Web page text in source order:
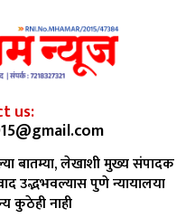
us:
बातम्या, लेखाशी मुख्य संपादक
उद्भभवल्यास पुणे न्यायालया
कुठेही नाही